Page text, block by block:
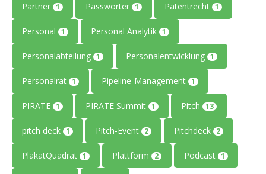
Partner 1 Passwörter 1 Patentrecht 1
Personal 1 Personal Analytik 1
Personalabteilung 1 Personalentwicklung 1
Personalrat 1 Pipeline-Management 1
PIRATE 1 PIRATE Summit 1 Pitch 13
pitch deck 1 Pitch-Event 2 Pitchdeck 2
PlakatQuadrat 1 Plattform 2 Podcast 1